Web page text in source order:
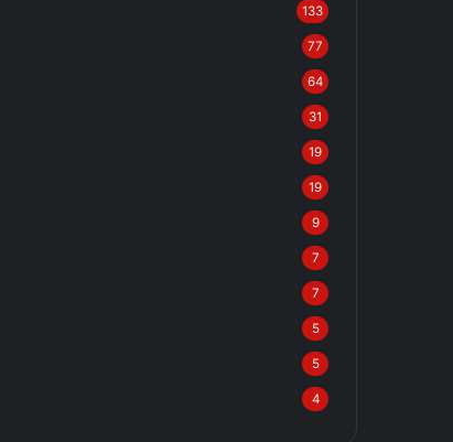
133
77
64
31
19
19
9
7
7
5
5
4